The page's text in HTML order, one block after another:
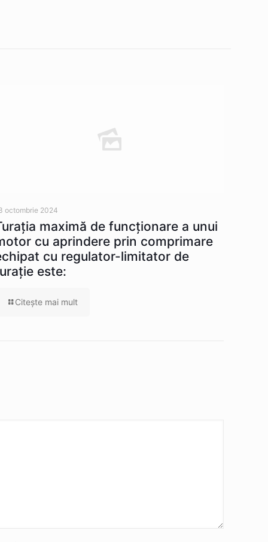
octombrie 2024
maximă de funcționare a unui
cu aprindere prin comprimare
cu regulator-limitator de
este:
Citeşte mai mult